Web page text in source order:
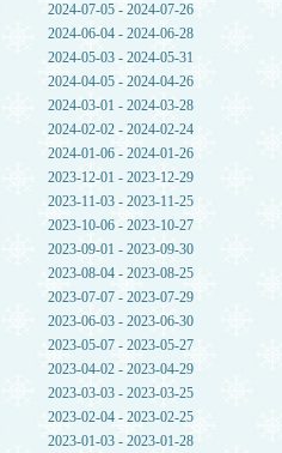
2024-07-05 - 2024-07-26
2024-06-04 - 2024-06-28
2024-05-03 - 2024-05-31
2024-04-05 - 2024-04-26
2024-03-01 - 2024-03-28
2024-02-02 - 2024-02-24
2024-01-06 - 2024-01-26
2023-12-01 - 2023-12-29
2023-11-03 - 2023-11-25
2023-10-06 - 2023-10-27
2023-09-01 - 2023-09-30
2023-08-04 - 2023-08-25
2023-07-07 - 2023-07-29
2023-06-03 - 2023-06-30
2023-05-07 - 2023-05-27
2023-04-02 - 2023-04-29
2023-03-03 - 2023-03-25
2023-02-04 - 2023-02-25
2023-01-03 - 2023-01-28